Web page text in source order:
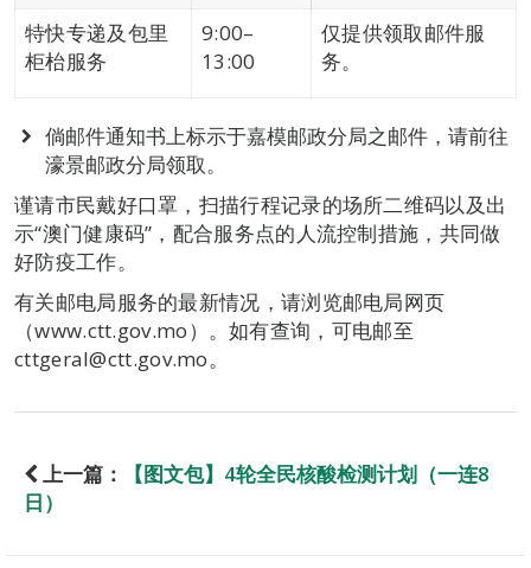
特快专递及包里
柜枱服务
9:00–
13:00
仅提供领取邮件服
务。
倘邮件通知书上标示于嘉模邮政分局之邮件，请前往
濠景邮政分局领取。
谨请市民戴好口罩，扫描行程记录的场所二维码以及出
示“澳门健康码”，配合服务点的人流控制措施，共同做
好防疫工作。
有关邮电局服务的最新情况，请浏览邮电局网页
（www.ctt.gov.mo）。如有查询，可电邮至
cttgeral@ctt.gov.mo。
上一篇：
【图文包】4轮全民核酸检测计划（一连8
日）